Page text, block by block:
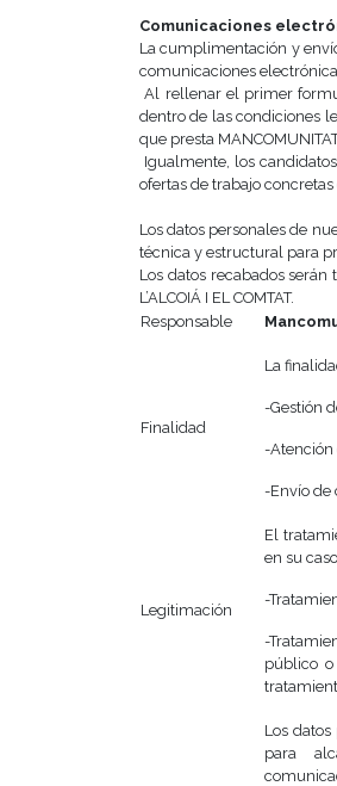
Comunicaciones
La cumplimentación y
comunicaciones
Al rellenar el primer
dentro de las condiciones
que presta MANCOMUNITAT
Igualmente, los
ofertas de trabajo concretas
Los datos personales de
técnica y estructural para
Los datos recabados
L’ALCOIÁ I EL COMTAT.
Responsable
Finalidad
La
-Gestión
-Atención
-Envío de
Legitimación
El
en su
-
-
público o
Los
para